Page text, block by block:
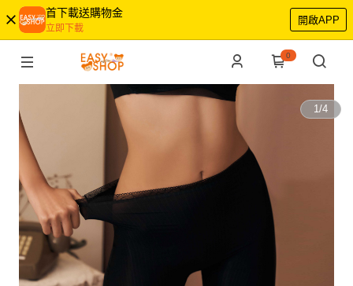
首下載送購物金
立即下載
開啟APP
0
1/4